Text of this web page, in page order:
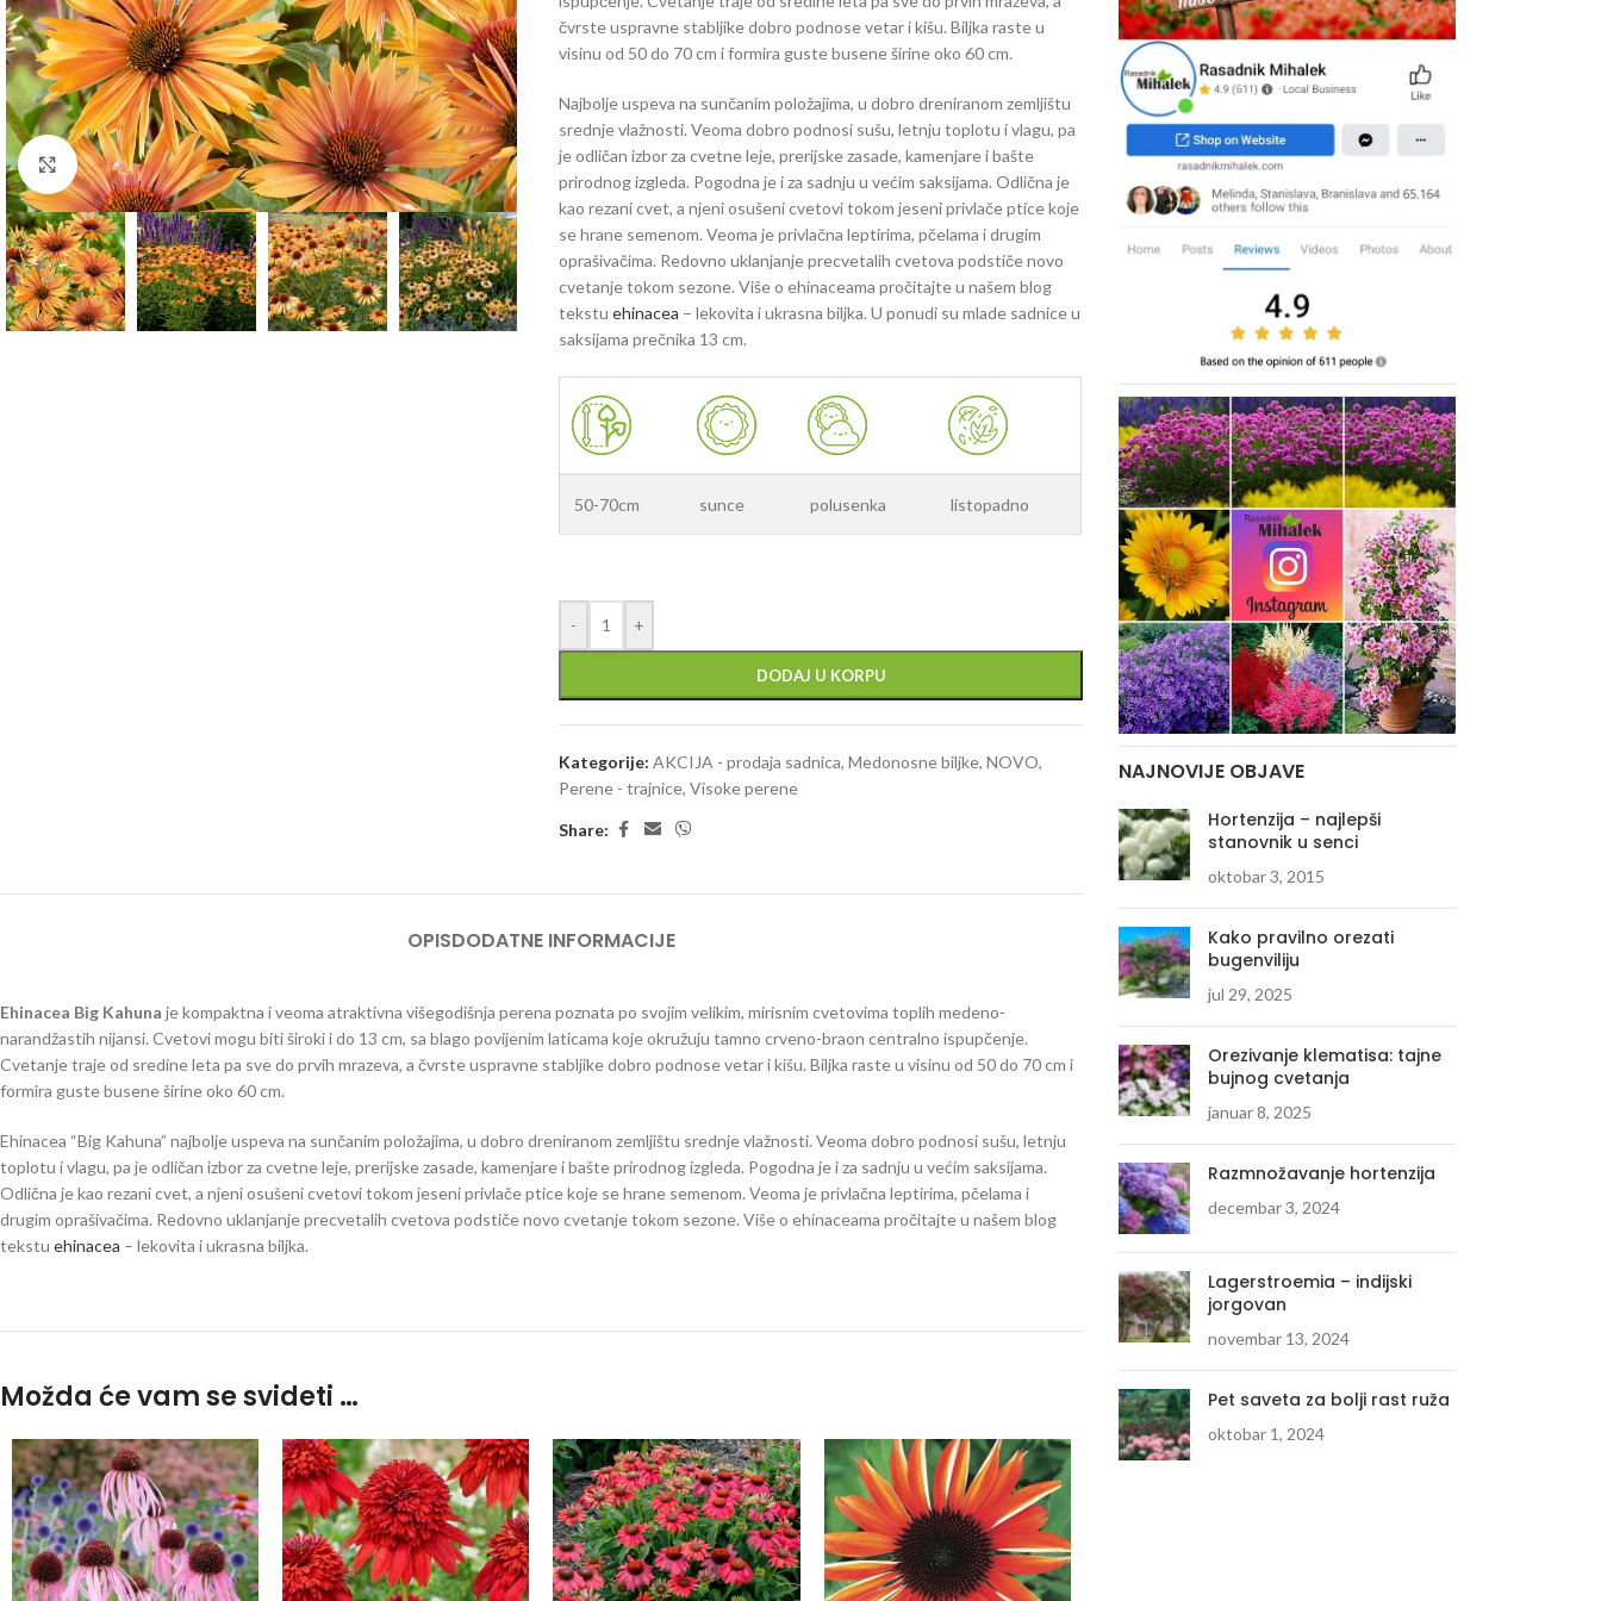
Klknite da uvećate
čvrste uspravne stabljike dobro podnose vetar i kišu. Biljka raste u
visinu od 50 do 70 cm i formira guste busene širine oko 60 cm.
Najbolje uspeva na sunčanim položajima, u dobro dreniranom zemljištu
srednje vlažnosti. Veoma dobro podnosi sušu, letnju toplotu i vlagu, pa
je odličan izbor za cvetne leje, prerijske zasade, kamenjare i bašte
prirodnog izgleda. Pogodna je i za sadnju u većim saksijama. Odlična je
kao rezani cvet, a njeni osušeni cvetovi tokom jeseni privlače ptice koje
se hrane semenom. Veoma je privlačna leptirima, pčelama i drugim
oprašivačima. Redovno uklanjanje precvetalih cvetova podstiče novo
cvetanje tokom sezone. Više o ehinaceama pročitajte u našem blog
tekstuehinacea – lekovita i ukrasna biljka. U ponudi su mlade sadnice u
saksijama prečnika 13 cm.
50-70cm sunce polusenka listopadno
- +
DODAJ U KORPU
Kategorije: AKCIJA - prodaja sadnica, Medonosne biljke, NOVO,
Perene - trajnice, Visoke perene
Share:
OPISDODATNE INFORMACIJE
Ehinacea Big Kahuna je kompaktna i veoma atraktivna višegodišnja perena poznata po svojim velikim, mirisnim cvetovima toplih medeno-
narandžastih nijansi. Cvetovi mogu biti široki i do 13 cm, sa blago povijenim laticama koje okružuju tamno crveno-braon centralno ispupčenje.
Cvetanje traje od sredine leta pa sve do prvih mrazeva, a čvrste uspravne stabljike dobro podnose vetar i kišu. Biljka raste u visinu od 50 do 70 cm i
formira guste busene širine oko 60 cm.
Ehinacea “Big Kahuna” najbolje uspeva na sunčanim položajima, u dobro dreniranom zemljištu srednje vlažnosti. Veoma dobro podnosi sušu, letnju
toplotu i vlagu, pa je odličan izbor za cvetne leje, prerijske zasade, kamenjare i bašte prirodnog izgleda. Pogodna je i za sadnju u većim saksijama.
Odlična je kao rezani cvet, a njeni osušeni cvetovi tokom jeseni privlače ptice koje se hrane semenom. Veoma je privlačna leptirima, pčelama i
drugim oprašivačima. Redovno uklanjanje precvetalih cvetova podstiče novo cvetanje tokom sezone. Više o ehinaceama pročitajte u našem blog
tekstu ehinacea – lekovita i ukrasna biljka.
Možda će vam se svideti …
NAJNOVIJE OBJAVE
Hortenzija – najlepši
stanovnik u senci
oktobar 3, 2015
Kako pravilno orezati
bugenviliju
jul 29, 2025
Orezivanje klematisa: tajne
bujnog cvetanja
januar 8, 2025
Razmnožavanje hortenzija
decembar 3, 2024
Lagerstroemia – indijski
jorgovan
novembar 13, 2024
Pet saveta za bolji rast ruža
oktobar 1, 2024